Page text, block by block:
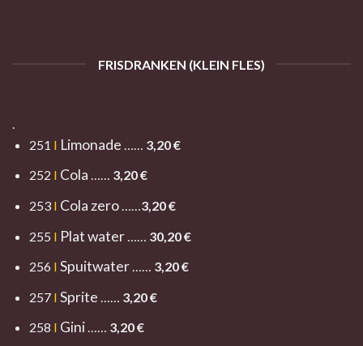
FRISDRANKEN (KLEIN FLES)
.
251 I Limonade …… 3,20€
252 I Cola …… 3,20€
253 I Cola zero……3,20€
255 I Plat water…… 30,20 €
256 I Spuitwater…… 3,20 €
257 I Sprite …… 3,20 €
258 I Gini…… 3,20 €